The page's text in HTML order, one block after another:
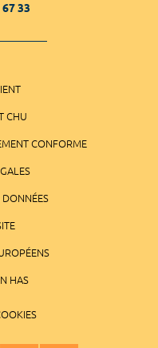
33
CHU
CONFORME
DONNÉES
HAS